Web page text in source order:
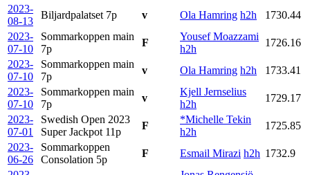
2023-
08-13
Biljardpalatset 7p v Ola Hamring h2h
1730.44
2023-
07-10
Sommarkoppen main
7p
F
Yousef Moazzami
h2h
1726.16
2023-
07-10
Sommarkoppen main
7p
v Ola Hamring h2h
1733.41
2023-
07-10
Sommarkoppen main
7p
v
Kjell Jernselius
h2h
1729.17
2023-
07-01
Swedish Open 2023
Super Jackpot 11p
F
*Michelle Tekin
h2h
1725.85
2023-
06-26
Sommarkoppen
Consolation 5p
F Esmail Mirazi h2h 1732.9